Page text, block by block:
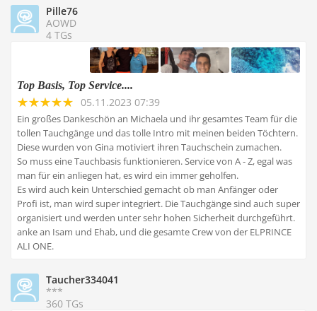
Pille76
AOWD
4 TGs
Top Basis, Top Service....
05.11.2023 07:39
Ein großes Dankeschön an Michaela und ihr gesamtes Team für die
tollen Tauchgänge und das tolle Intro mit meinen beiden Töchtern.
Diese wurden von Gina motiviert ihren Tauchschein zumachen.
So muss eine Tauchbasis funktionieren. Service von A - Z, egal was
man für ein anliegen hat, es wird ein immer geholfen.
Es wird auch kein Unterschied gemacht ob man Anfänger oder
Profi ist, man wird super integriert. Die Tauchgänge sind auch super
organisiert und werden unter sehr hohen Sicherheit durchgeführt.
anke an Isam und Ehab, und die gesamte Crew von der ELPRINCE
ALI ONE.
Taucher334041
***
360 TGs